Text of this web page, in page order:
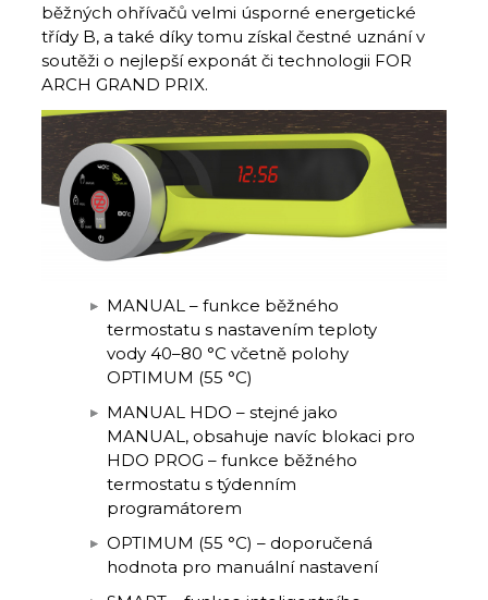
běžných ohřívačů velmi úsporné energetické
třídy B, a také díky tomu získal čestné uznání v
soutěži o nejlepší exponát či technologii FOR
ARCH GRAND PRIX.
MANUAL – funkce běžného
termostatu s nastavením teploty
vody 40–80 °C včetně polohy
OPTIMUM (55 °C)
MANUAL HDO – stejné jako
MANUAL, obsahuje navíc blokaci pro
HDO PROG – funkce běžného
termostatu s týdenním
programátorem
OPTIMUM (55 °C) – doporučená
hodnota pro manuální nastavení